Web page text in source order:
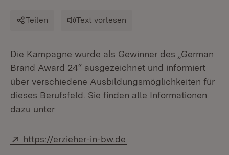
Teilen Text vorlesen
Die Kampagne wurde als Gewinner des „German
Brand Award 24“ ausgezeichnet und informiert
über verschiedene Ausbildungsmöglichkeiten für
dieses Berufsfeld. Sie finden alle Informationen
dazu unter
Extern:
https://erzieher-in-bw.de